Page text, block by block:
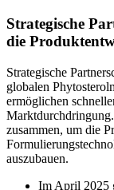
Strategische
die
Strategische
globalen
ermöglichen
zusammen, um die
auszubauen.
Im April 2025